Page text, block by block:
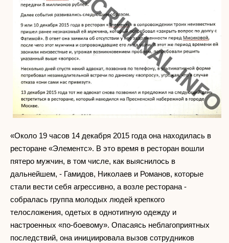
«Около 19 часов 14 декабря 2015 года она находилась в
ресторане «Элементс». В это время в ресторан вошли
пятеро мужчин, в том числе, как выяснилось в
дальнейшем, - Гамидов, Николаев и Романов, которые
стали вести себя агрессивно, а возле ресторана -
собралась группа молодых людей крепкого
телосложения, одетых в однотипную одежду и
настроенных «по-боевому». Опасаясь неблагоприятных
последствий, она инициировала вызов сотрудников